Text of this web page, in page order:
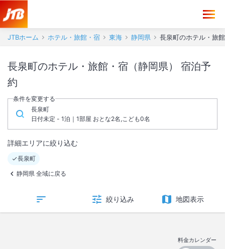
JTBホーム ホテル・旅館・宿 東海 静岡県 長泉町のホテル・旅
長泉町のホテル・旅館・宿（静岡県） 宿泊予
約
条件を変更する
長泉町
日付未定 - 1泊｜1部屋 おとな2名,こども0名
詳細エリアに絞り込む
長泉町
静岡県 全域に戻る
絞り込み 地図表示
料金カレンダー